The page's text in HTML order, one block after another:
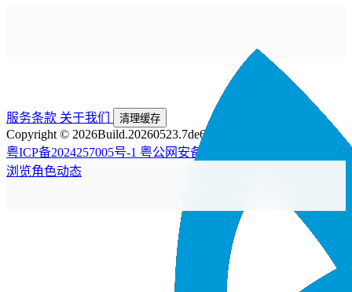
服务条款 关于我们 清理缓存
Copyright © 2026Build.20260523.7de6225
粤ICP备2024257005号-1 粤公网安备44200002445476号
浏览角色动态